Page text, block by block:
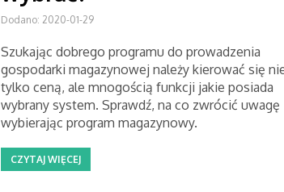
Dodano: 2020-01-29
Szukając dobrego programu do prowadzenia
gospodarki magazynowej należy kierować się
tylko ceną, ale mnogością funkcji jakie posiada
wybrany system. Sprawdź, na co zwrócić uwagę
wybierając program magazynowy.
CZYTAJ WIĘCEJ